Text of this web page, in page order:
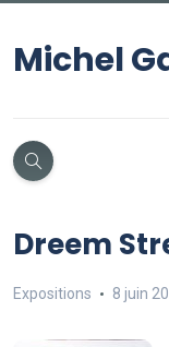
Michel
Dreem
Expositions 8 juin